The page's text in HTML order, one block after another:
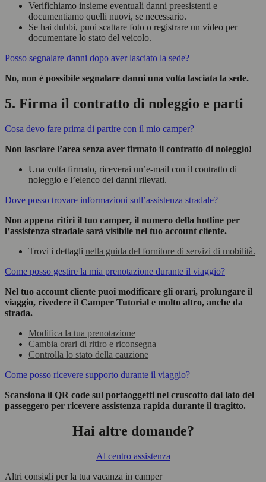
Verifichiamo insieme eventuali danni preesistenti e
documentiamo quelli nuovi, se necessario.
Se hai dubbi, puoi scattare foto o registrare un video per
documentare lo stato del veicolo.
Posso segnalare danni dopo aver lasciato la sede?
No, non è possibile segnalare danni una volta lasciata la sede.
5. Firma il contratto di noleggio e parti
Cosa devo fare prima di partire con il mio camper?
Non lasciare l’area senza aver firmato il contratto di noleggio!
Una volta firmato, riceverai un’e-mail con il contratto di
noleggio e l’elenco dei danni rilevati.
Dove posso trovare informazioni sull’assistenza stradale?
Non appena ritiri il tuo camper, il numero della hotline per
l’assistenza stradale sarà visibile nel tuo account cliente.
Trovi i dettagli nella guida del fornitore di servizi di mobilità.
Come posso gestire la mia prenotazione durante il viaggio?
Nel tuo account cliente puoi modificare gli orari, prolungare il
viaggio, rivedere il Camper Tutorial e molto altro, anche da
strada.
Modifica la tua prenotazione
Cambia orari di ritiro e riconsegna
Controlla lo stato della cauzione
Come posso ricevere supporto durante il viaggio?
Scansiona il QR code sul portaoggetti nel cruscotto dal lato del
passeggero per ricevere assistenza rapida durante il tragitto.
Hai altre domande?
Al centro assistenza
Altri consigli per la tua vacanza in camper